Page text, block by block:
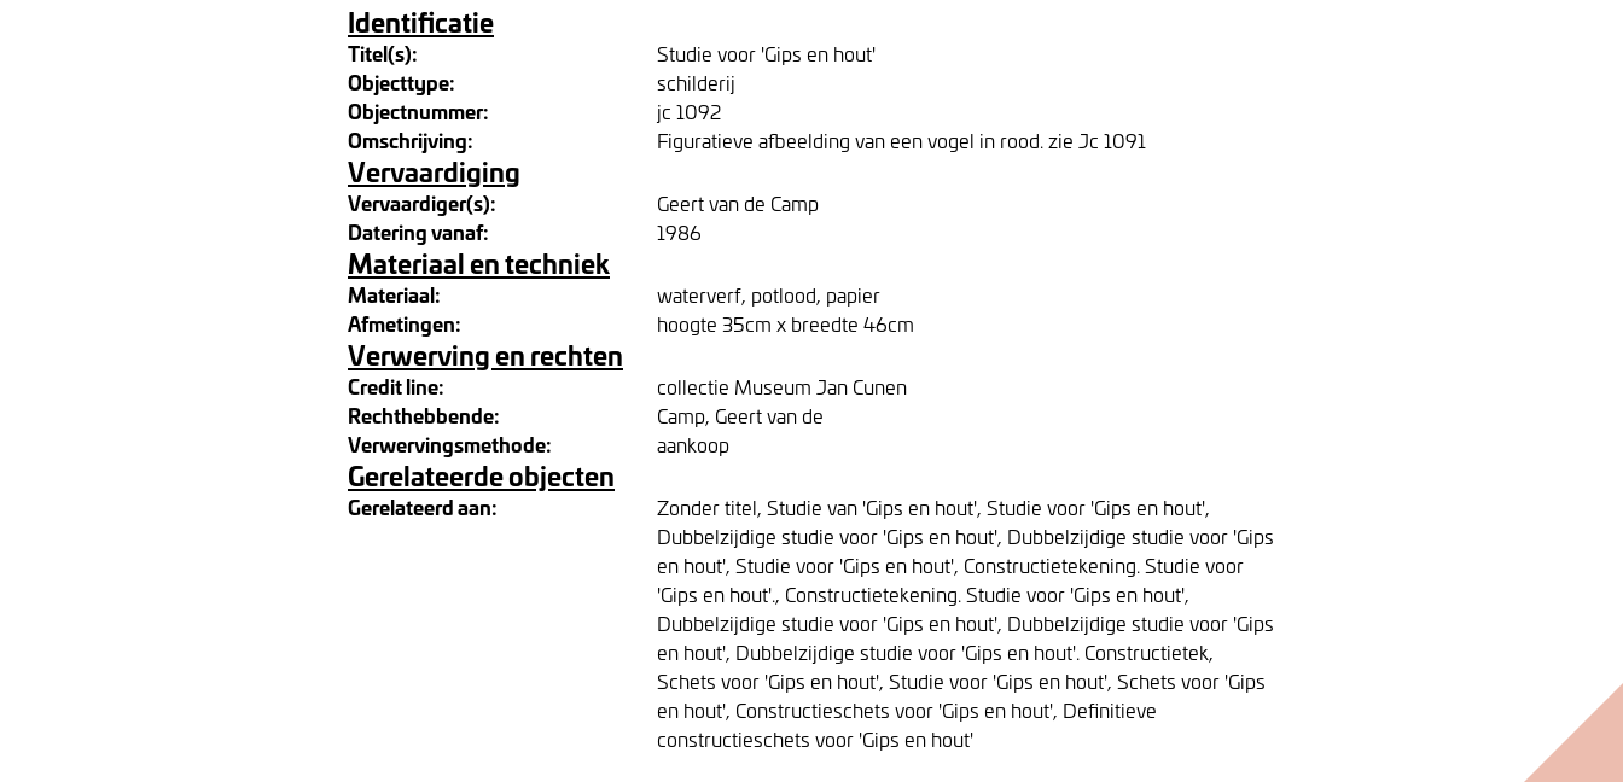
Identificatie
Titel(s): Studie voor 'Gips en hout'
Objecttype: schilderij
Objectnummer: jc 1092
Omschrijving: Figuratieve afbeelding van een vogel in rood. zie Jc 1091
Vervaardiging
Vervaardiger(s): Geert van de Camp
Datering vanaf: 1986
Materiaal en techniek
Materiaal: waterverf, potlood, papier
Afmetingen: hoogte 35cm x breedte 46cm
Verwerving en rechten
Credit line: collectie Museum Jan Cunen
Rechthebbende: Camp, Geert van de
Verwervingsmethode: aankoop
Gerelateerde objecten
Gerelateerd aan:
Zonder titel, Studie van 'Gips en hout', Studie voor 'Gips en hout',
Dubbelzijdige studie voor 'Gips en hout', Dubbelzijdige studie voor 'Gips
en hout', Studie voor 'Gips en hout', Constructietekening. Studie voor
'Gips en hout'., Constructietekening. Studie voor 'Gips en hout',
Dubbelzijdige studie voor 'Gips en hout', Dubbelzijdige studie voor 'Gips
en hout', Dubbelzijdige studie voor 'Gips en hout'. Constructietek,
Schets voor 'Gips en hout', Studie voor 'Gips en hout', Schets voor 'Gips
en hout', Constructieschets voor 'Gips en hout', Definitieve
constructieschets voor 'Gips en hout'